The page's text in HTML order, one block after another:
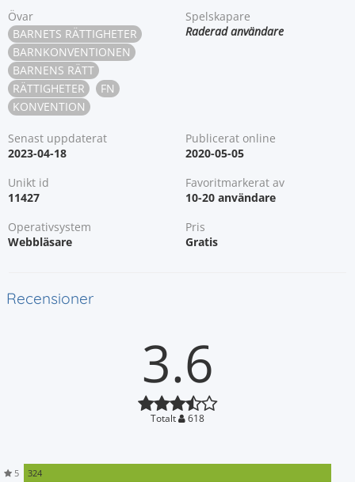
Övar
BARNETS RÄTTIGHETER
BARNKONVENTIONEN
BARNENS RÄTT
RÄTTIGHETER
FN
KONVENTION
Spelskapare
Raderad användare
Senast uppdaterat
2023-04-18
Publicerat online
2020-05-05
Unikt id
11427
Favoritmarkerat av
10-20 användare
Operativsystem
Webbläsare
Pris
Gratis
Recensioner
3.6
Totalt 618
5
324